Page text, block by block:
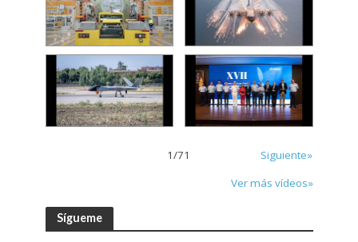
1/71
Siguiente»
Ver más vídeos»
Sígueme